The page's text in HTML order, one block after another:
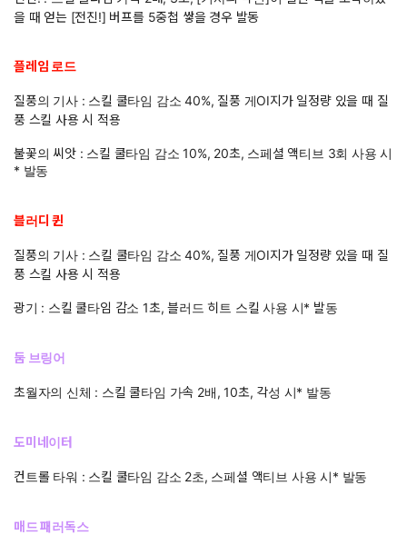
을 때 얻는 [전진!] 버프를 5중첩 쌓을 경우 발동
플레임 로드
질풍의 기사 : 스킬 쿨타임 감소 40%, 질풍 게OI지가 일정량 있을 때 질
풍 스킬 사용 시 적용
불꽃의 씨앗 : 스킬 쿨타임 감소 10%, 20초, 스페셜 액티브 3회 사용 시
* 발동
블러디 퀸
질풍의 기사 : 스킬 쿨타임 감소 40%, 질풍 게OI지가 일정량 있을 때 질
풍 스킬 사용 시 적용
광기 : 스킬 쿨타임 감소 1초, 블러드 히트 스킬 사용 시* 발동
둠 브링어
초월자의 신체 : 스킬 쿨타임 가속 2배, 10초, 각성 시* 발동
도미네이터
컨트롤 타워 : 스킬 쿨타임 감소 2초, 스페셜 액티브 사용 시* 발동
매드 패러독스